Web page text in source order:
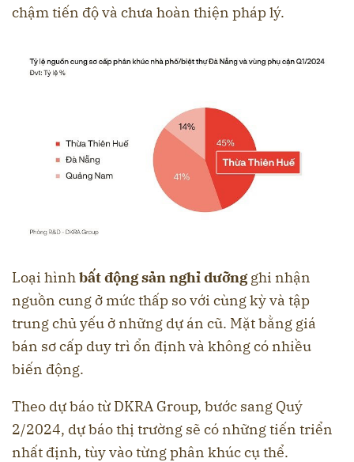
chậm tiến độ và chưa hoàn thiện pháp lý.
Loại hìnhbất động sản nghỉ dưỡngghi nhận
nguồn cung ở mức thấp so với cùng kỳ và tập
trung chủ yếu ở những dự án cũ. Mặt bằng giá
bán sơ cấp duy trì ổn định và không có nhiều
biến động.
Theo dự báo từ DKRA Group, bước sang Quý
2/2024, dự báo thị trường sẽ có những tiến triển
nhất định, tùy vào từng phân khúc cụ thể.